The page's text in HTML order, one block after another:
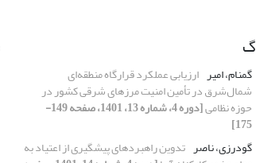
گ
گمنام، امیر ارزیابی عملکرد قرارگاه منطقه‌ای
شمال‌شرق در تأمین امنیت مرزهای شرقی کشور در
حوزه نظامی [دوره 4، شماره 13، 1401، صفحه 149-
175]
گودرزی، ناصر تدوین راهبردهای پیشگیری از اعتیاد به